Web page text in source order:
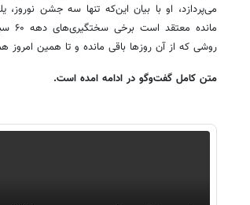
می‌پردازد، او با بیان این‌که تنها سه جشن
روشی که از آن روزها باقی مانده و تا همین امروز
متن کامل گفت‌وگو در ادامه امده است.